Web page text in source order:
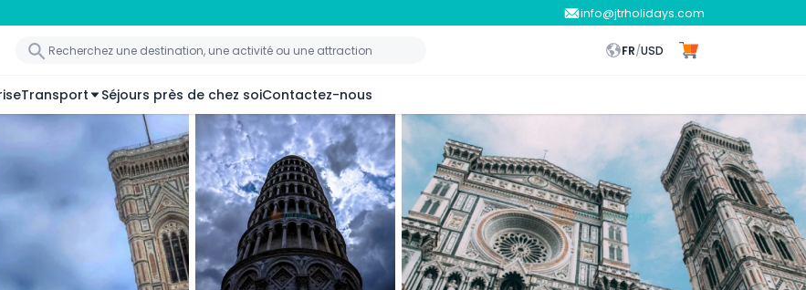
info@jtrholidays.com
FR/USD
Transport Séjours près de chez soiContactez-nous